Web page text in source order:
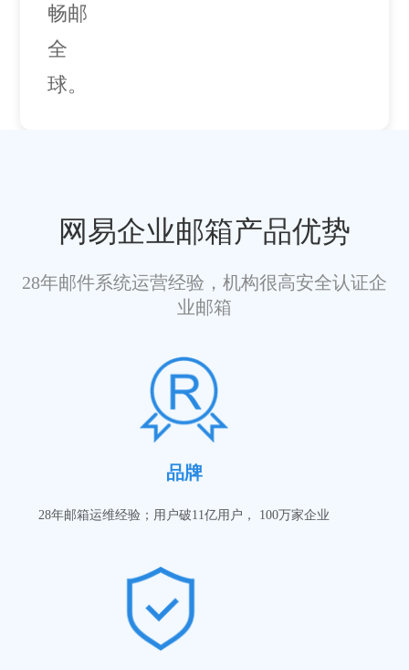
畅邮
全
球。
网易企业邮箱产品优势
28年邮件系统运营经验，机构很高安全认证企
业邮箱
品牌
28年邮箱运维经验；用户破11亿用户， 100万家企业